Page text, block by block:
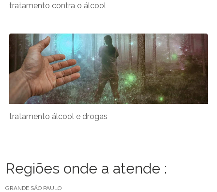
tratamento contra o álcool
tratamento álcool e drogas
Regiões onde a atende :
GRANDE SÃO PAULO